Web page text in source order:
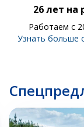
26 лет на
Работаем с
Узнать больше